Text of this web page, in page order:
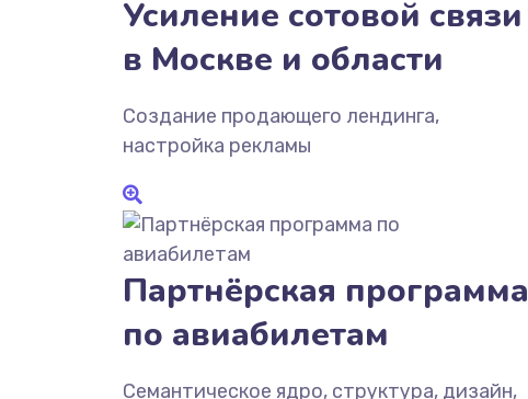
Усиление сотовой связи
в Москве и области
Создание продающего лендинга,
настройка рекламы
Партнёрская программа
по авиабилетам
Семантическое ядро, структура, дизайн,